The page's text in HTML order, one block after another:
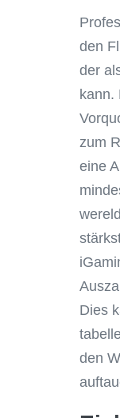
den
der
kann.
zum
eine
Dies
den